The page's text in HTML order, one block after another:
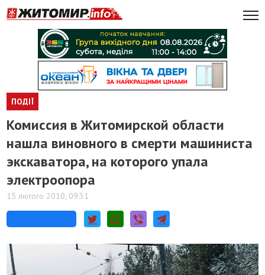
ПОДІЇ
Комиссия в Житомирской области
нашла виновного в смерти машиниста
экскаватора, на которого упала
электроопора
15 лютого 2010, 09:31